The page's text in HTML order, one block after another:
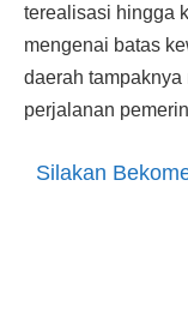
terealisasi hingga
mengenai batas
daerah
perjalanan
Silakan